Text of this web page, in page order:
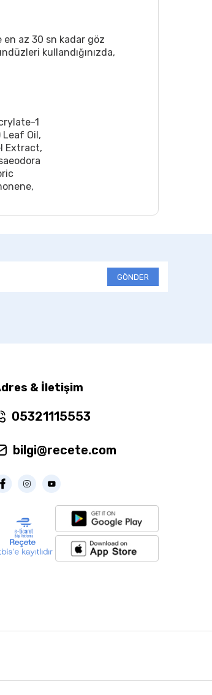
en az 30 sn kadar göz
kullandığınızda,
1
Leaf Oil,
Extract,
GÖNDER
& İletişim
05321115553
bilgi@recete.com